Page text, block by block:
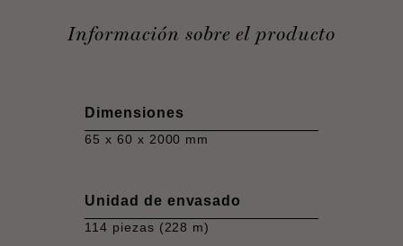
Información sobre el producto
Dimensiones
65 x 60 x 2000 mm
Unidad de envasado
114 piezas (228 m)